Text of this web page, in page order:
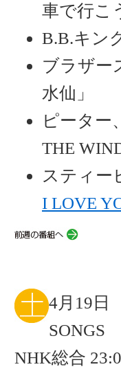
車で行こ
B.B.キン
ブラザー
水仙」
ピーター
THE
スティー
I LOVE
4月19日
SONGS
NHK総合